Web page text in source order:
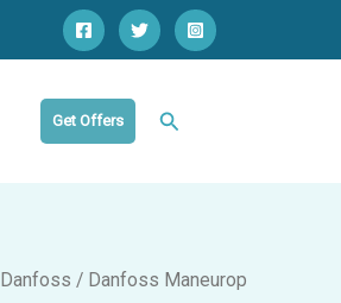
Get Offers Cari
Danfoss / Danfoss Maneurop